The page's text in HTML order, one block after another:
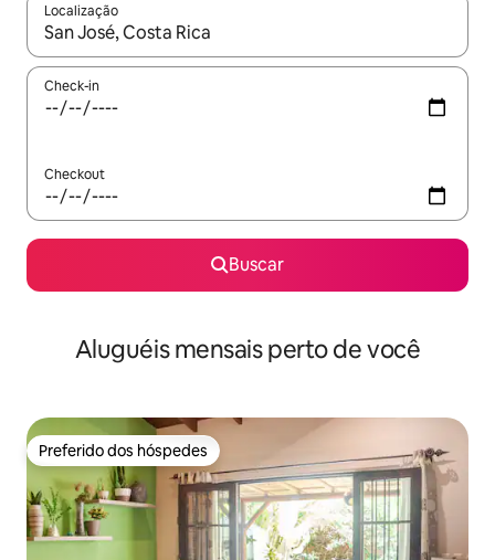
Localização
Quando os resultados estiverem disponíveis, explore-os
Check-in
Checkout
Buscar
Aluguéis mensais perto de você
Preferido dos hóspedes
Preferido dos hóspedes